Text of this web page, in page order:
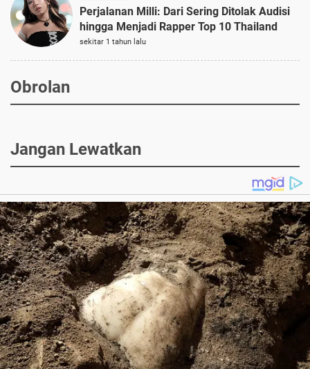
Perjalanan Milli: Dari Sering Ditolak Audisi
hingga Menjadi Rapper Top 10 Thailand
sekitar 1 tahun lalu
Obrolan
Jangan Lewatkan